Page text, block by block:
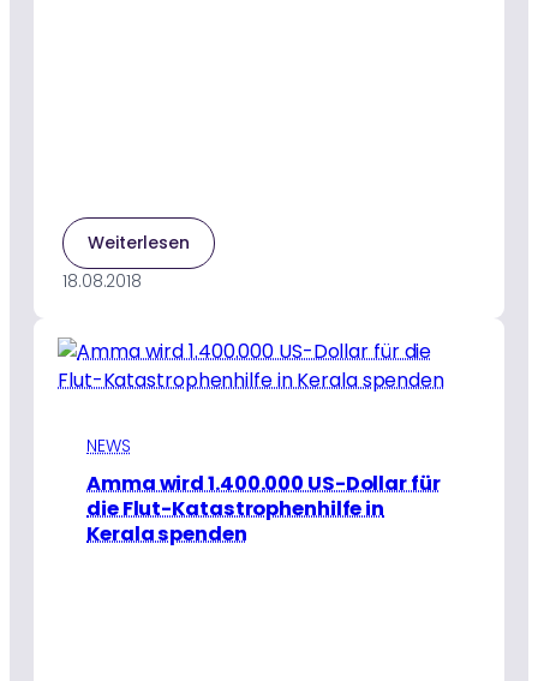
Weiterlesen:
Heftige
Bundesstaat
Kerala
(Indien)
18.08.2018
NEWS
Amma wird 1.400.000 US-Dollar für
die Flut-Katastrophenhilfe in
Kerala spenden